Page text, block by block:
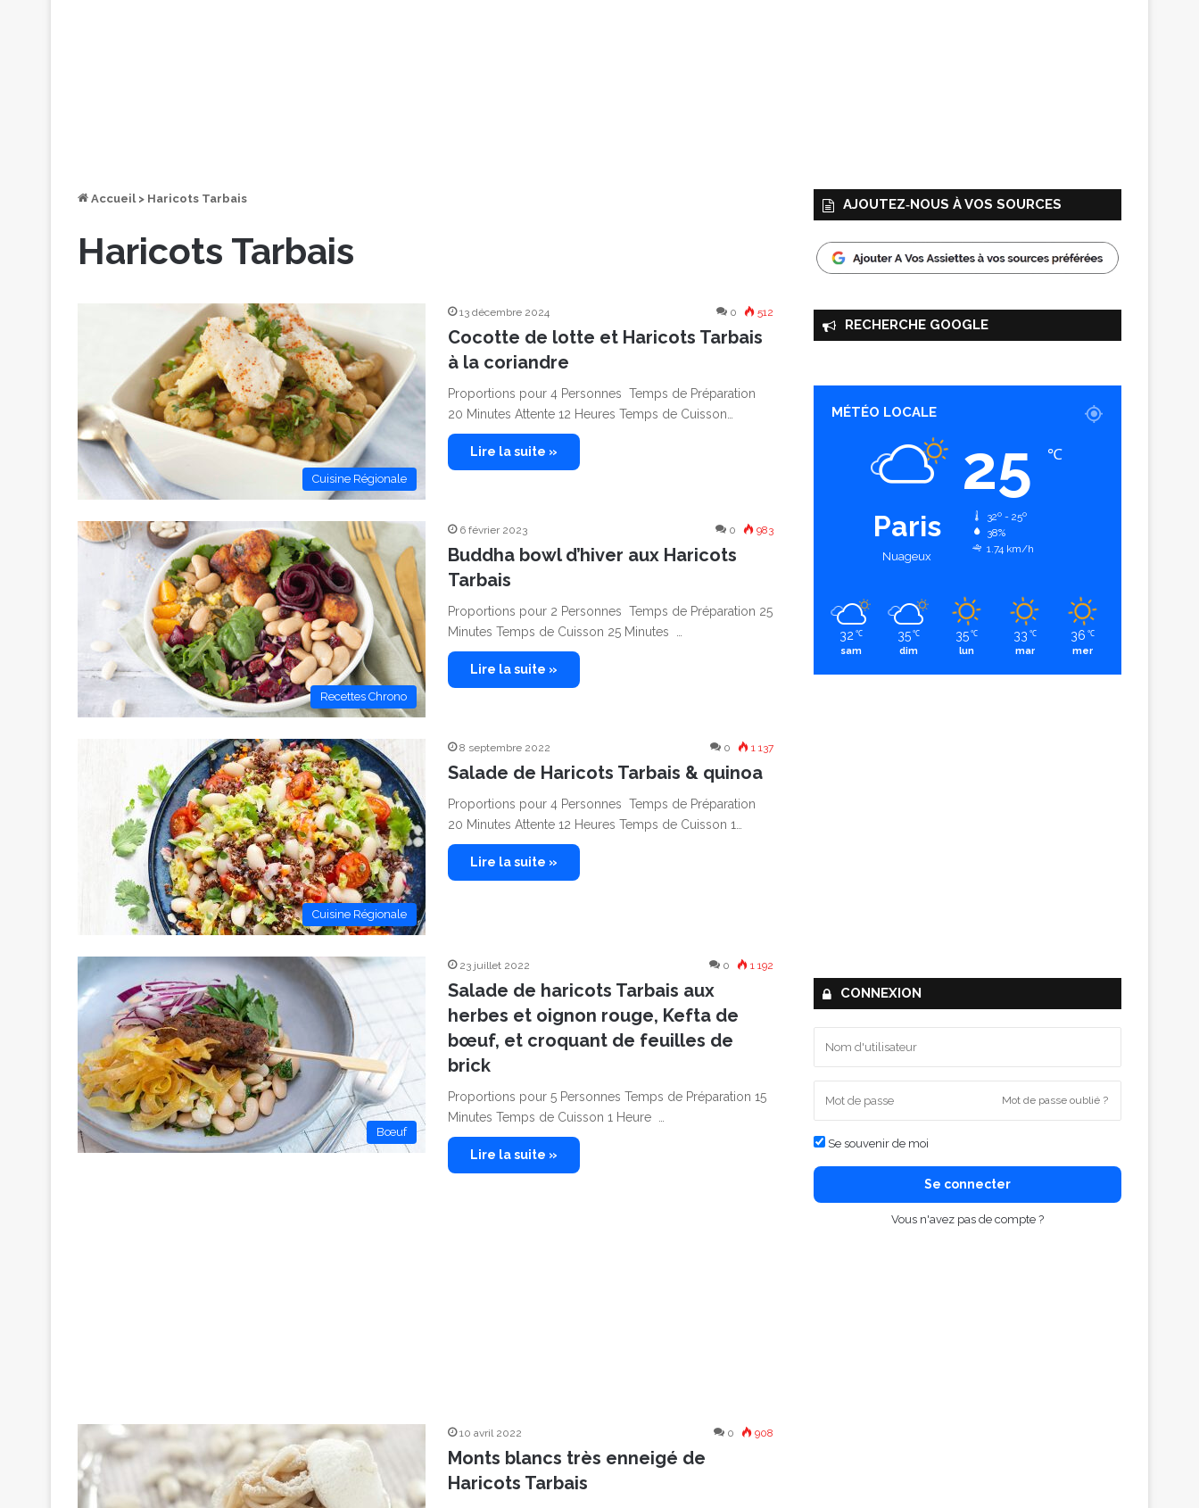
Accueil > Haricots Tarbais
Haricots Tarbais
Cuisine Régionale
13 décembre 2024 0 512
Cocotte de lotte et Haricots Tarbais
à la coriandre
Proportions pour 4 Personnes Temps de Préparation
20 Minutes Attente 12 Heures Temps de Cuisson…
Lire la suite »
Recettes Chrono
6 février 2023 0 983
Buddha bowl d’hiver aux Haricots
Tarbais
Proportions pour 2 Personnes Temps de Préparation 25
Minutes Temps de Cuisson 25 Minutes …
Lire la suite »
Cuisine Régionale
8 septembre 2022 0 1 137
Salade de Haricots Tarbais & quinoa
Proportions pour 4 Personnes Temps de Préparation
20 Minutes Attente 12 Heures Temps de Cuisson 1…
Lire la suite »
Bœuf
23 juillet 2022 0 1 192
Salade de haricots Tarbais aux
herbes et oignon rouge, Kefta de
bœuf, et croquant de feuilles de
brick
Proportions pour 5 Personnes Temps de Préparation 15
Minutes Temps de Cuisson 1 Heure …
Lire la suite »
10 avril 2022 0 908
Monts blancs très enneigé de
Haricots Tarbais
AJOUTEZ‑NOUS À VOS SOURCES
RECHERCHE GOOGLE
MÉTÉO LOCALE
Paris
Nuageux
25 ℃
32º - 25º
38%
1.74 km/h
32 ℃
sam
35 ℃
dim
35 ℃
lun
33 ℃
mar
36 ℃
mer
CONNEXION
Mot de passe oublié ?
Se souvenir de moi
Se connecter
Vous n'avez pas de compte ?